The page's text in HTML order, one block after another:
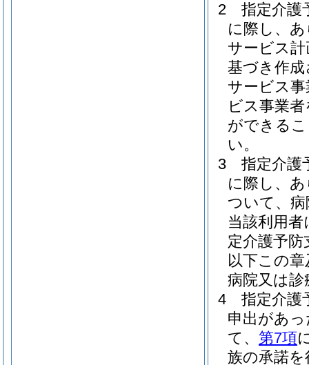
2
指定介護
に際し、
サービス
基づき作
サービス事
ビス事業
ができる
い。
3
指定介護
に際し、
ついて、
当該利用
定介護予
以下この章
病院又は
4
指定介護
申出があ
て、 第7項
族の承諾